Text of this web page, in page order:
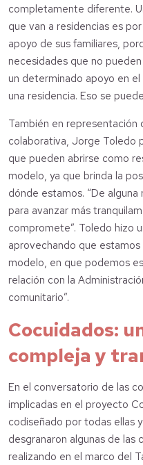
completamente diferente.
que van a residencias es
apoyo de sus familiares,
necesidades que no
un determinado apoyo en
una residencia. Eso se
También en
colaborativa, Jorge Toledo
que pueden abrirse como
modelo, ya que brinda la
dónde estamos. “De
para avanzar más
compromete”. Toledo hizo
aprovechando que
modelo, en que podemos
relación con la
comunitario”.
Cocuidados:
compleja y
En el conversatorio de las
implicadas en el proyecto
codiseñado por todas ellas
desgranaron algunas de las
realizando en el marco del